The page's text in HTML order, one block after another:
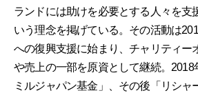
ランドには助けを必要とする人々を支
いう理念を掲げている。その活動は
への復興支援に始まり、チャリティー
や売上の一部を原資として継続。2018
ミルジャパン基金」、その後「リシャ